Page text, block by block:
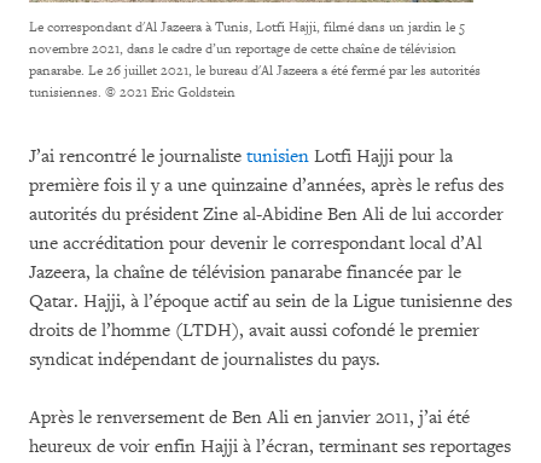
Le correspondant d'Al Jazeera à Tunis, Lotfi Hajji, filmé dans un jardin le 5
novembre 2021, dans le cadre d’un reportage de cette chaîne de télévision
panarabe. Le 26 juillet 2021, le bureau d'Al Jazeera a été fermé par les autorités
tunisiennes. © 2021 Eric Goldstein
J’ai rencontré le journaliste tunisien Lotfi Hajji pour la
première fois il y a une quinzaine d’années, après le refus des
autorités du président Zine al-Abidine Ben Ali de lui accorder
une accréditation pour devenir le correspondant local d’Al
Jazeera, la chaîne de télévision panarabe financée par le
Qatar. Hajji, à l’époque actif au sein de la Ligue tunisienne des
droits de l’homme (LTDH), avait aussi cofondé le premier
syndicat indépendant de journalistes du pays.
Après le renversement de Ben Ali en janvier 2011, j’ai été
heureux de voir enfin Hajji à l’écran, terminant ses reportages